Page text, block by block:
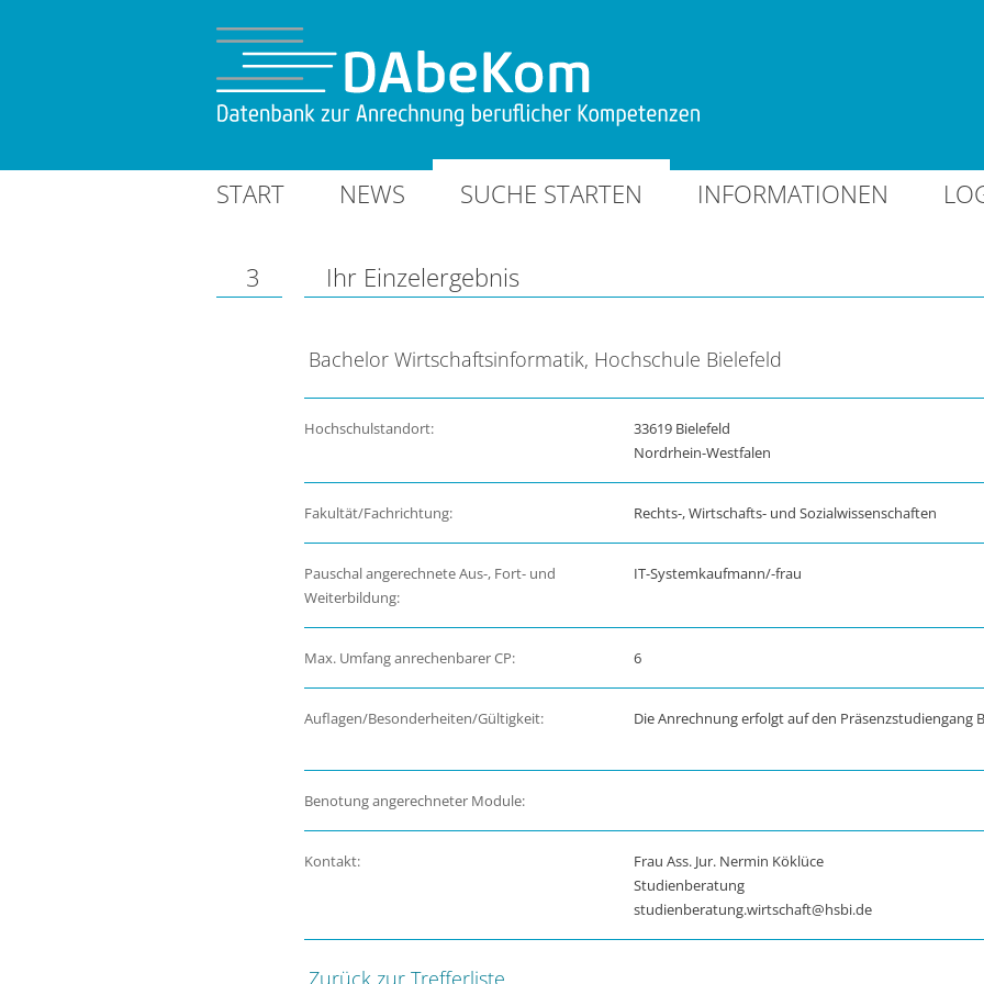
START NEWS SUCHE STARTEN INFORMATIONEN
3 Ihr Einzelergebnis
Bachelor Wirtschaftsinformatik, Hochschule Bielefeld
Hochschulstandort:
33619 Bielefeld
Nordrhein-Westfalen
Fakultät/Fachrichtung: Rechts-, Wirtschafts- und Sozialwissenschaften
Pauschal angerechnete Aus-, Fort- und
Weiterbildung:
IT-Systemkaufmann/-frau
Max. Umfang anrechenbarer CP: 6
Auflagen/Besonderheiten/Gültigkeit: Die Anrechnung erfolgt auf den Präsenzstudiengang
Benotung angerechneter Module:
Kontakt:
Frau Ass. Jur. Nermin Köklüce
Studienberatung
studienberatung.wirtschaft@hsbi.de
Zurück zur Trefferliste